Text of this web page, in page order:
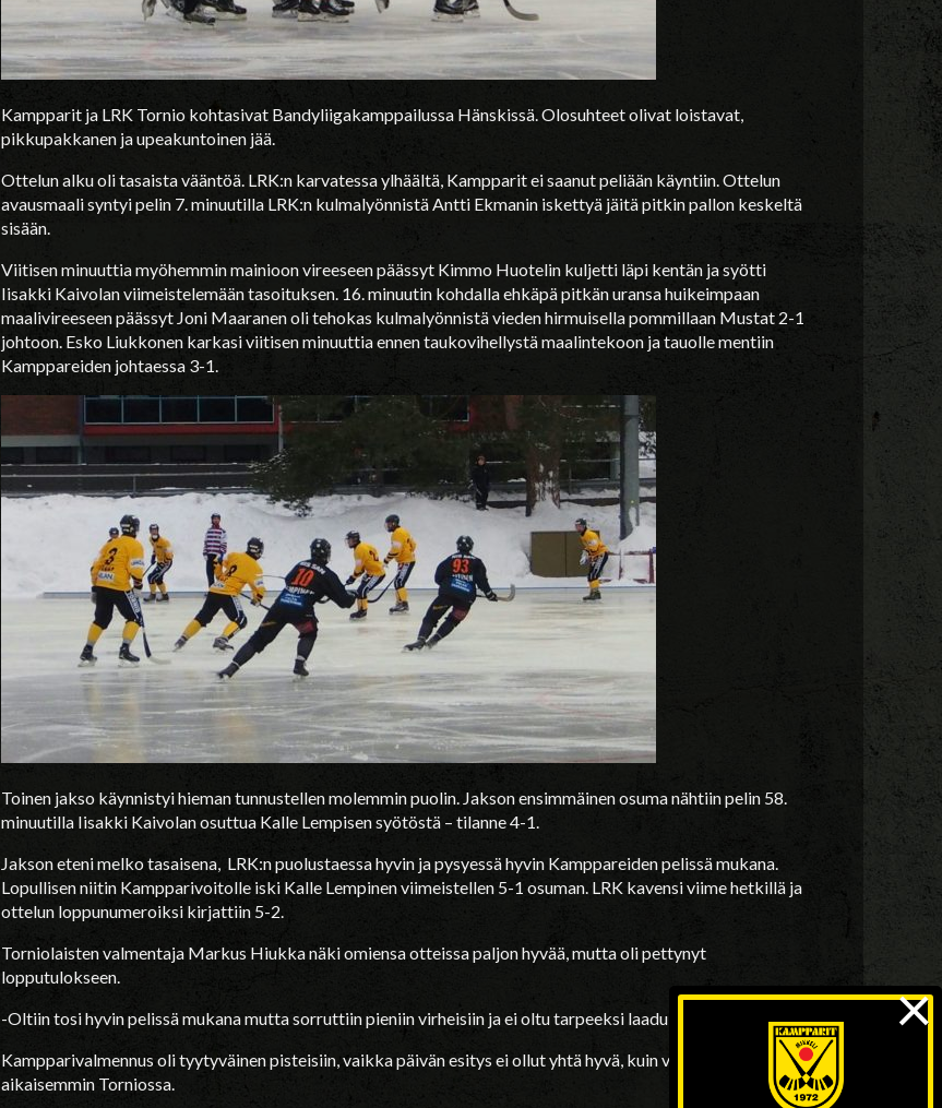
Kampparit ja LRK Tornio kohtasivat Bandyliigakamppailussa Hänskissä. Olosuhteet olivat loistavat,
pikkupakkanen ja upeakuntoinen jää.
Ottelun alku oli tasaista vääntöä. LRK:n karvatessa ylhäältä, Kampparit ei saanut peliään käyntiin. Ottelun
avausmaali syntyi pelin 7. minuutilla LRK:n kulmalyönnistä Antti Ekmanin iskettyä jäitä pitkin pallon keskeltä
sisään.
Viitisen minuuttia myöhemmin mainioon vireeseen päässyt Kimmo Huotelin kuljetti läpi kentän ja syötti
Iisakki Kaivolan viimeistelemään tasoituksen. 16. minuutin kohdalla ehkäpä pitkän uransa huikeimpaan
maalivireeseen päässyt Joni Maaranen oli tehokas kulmalyönnistä vieden hirmuisella pommillaan Mustat 2-1
johtoon. Esko Liukkonen karkasi viitisen minuuttia ennen taukovihellystä maalintekoon ja tauolle mentiin
Kamppareiden johtaessa 3-1.
Toinen jakso käynnistyi hieman tunnustellen molemmin puolin. Jakson ensimmäinen osuma nähtiin pelin 58.
minuutilla Iisakki Kaivolan osuttua Kalle Lempisen syötöstä – tilanne 4-1.
Jakson eteni melko tasaisena, LRK:n puolustaessa hyvin ja pysyessä hyvin Kamppareiden pelissä mukana.
Lopullisen niitin Kampparivoitolle iski Kalle Lempinen viimeistellen 5-1 osuman. LRK kavensi viime hetkillä ja
ottelun loppunumeroiksi kirjattiin 5-2.
Torniolaisten valmentaja Markus Hiukka näki omiensa otteissa paljon hyvää, mutta oli pettynyt
lopputulokseen.
-Oltiin tosi hyvin pelissä mukana mutta sorruttiin pieniin virheisiin ja ei oltu tarpeeksi laadukkaita.
Kampparivalmennus oli tyytyväinen pisteisiin, vaikka päivän esitys ei ollut yhtä hyvä, kuin viikkoa
aikaisemmin Torniossa.
×